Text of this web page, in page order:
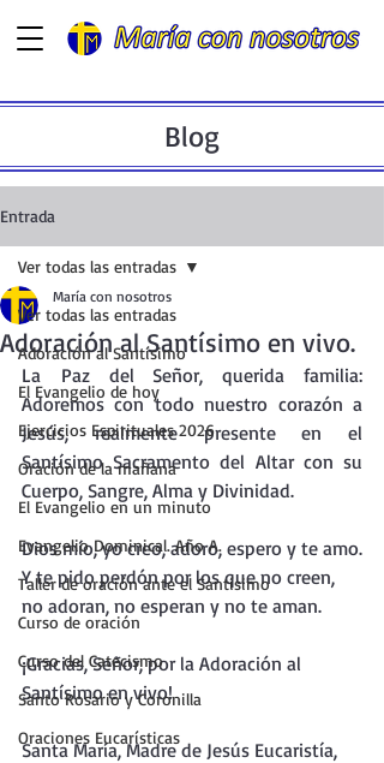
Blog
Entrada
Ver todas las entradas
Adoración al Santísimo
El Evangelio de hoy
Ejercicios Espirituales 2026
Oración de la mañana
El Evangelio en un minuto
Evangelio Dominical. Año A.
Taller de oración ante el Santísimo
Curso de oración
Curso del Catecismo
Santo Rosario y Coronilla
Oraciones Eucarísticas
Ver todas las entradas
Adoración al Santísimo en vivo.
María con nosotros
La Paz del Señor, querida familia:
Adoremos con todo nuestro corazón a
Jesús, realmente presente en el
Santísimo Sacramento del Altar con su
Cuerpo, Sangre, Alma y Divinidad.
Dios mío, yo creo, adoro, espero y te amo.
Y te pido perdón por los que no creen,
no adoran, no esperan y no te aman.
¡Gracias, Señor, por la Adoración al
Santísimo en vivo!
Santa María, Madre de Jesús Eucaristía,